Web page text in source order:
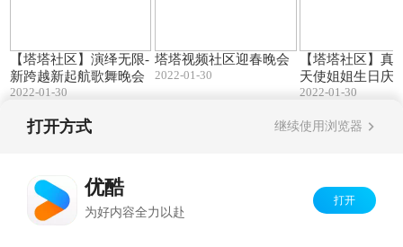
【塔塔社区】演绎无限-
新跨越新起航歌舞晚会
2022-01-30
塔塔视频社区迎春晚会
2022-01-30
【塔塔社区】真
天使姐姐生日庆
晚会
2022-01-30
打开方式 继续使用浏览器
优酷
为好内容全力以赴
打开